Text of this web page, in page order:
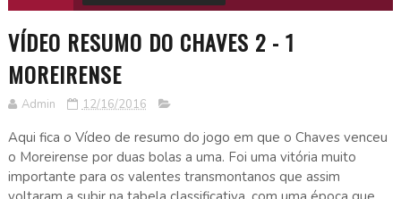
VÍDEO RESUMO DO CHAVES 2 - 1
MOREIRENSE
Admin 12/16/2016
Aqui fica o Vídeo de resumo do jogo em que o Chaves venceu
o Moreirense por duas bolas a uma. Foi uma vitória muito
importante para os valentes transmontanos que assim